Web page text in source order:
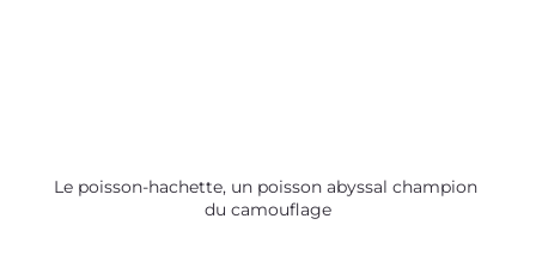
Le poisson-hachette, un poisson abyssal champion
du camouflage